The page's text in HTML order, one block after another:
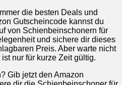
die besten Deals und
Gutscheincode kannst du
von Schienbeinschonern für
und sichere dir dieses
Preis. Aber warte nicht
nur für kurze Zeit gültig.
Gib jetzt den Amazon